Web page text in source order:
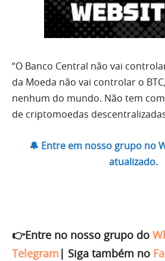
“O Banco Central não vai
da Moeda não vai controlar o
nenhum do mundo. Não tem
de criptomoedas
🔔 Entre em nosso grupo no
atualizado.
👉Entre no nosso grupo do
Telegram | Siga também no